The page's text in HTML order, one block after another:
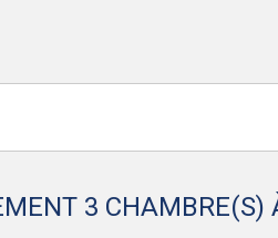
3 CHAMBRE(S)